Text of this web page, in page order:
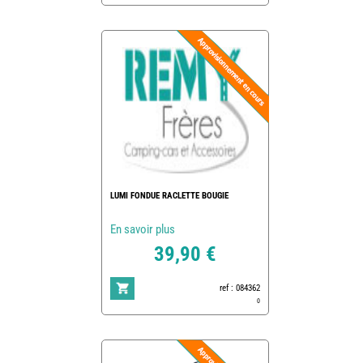
LUMI FONDUE RACLETTE BOUGIE
En savoir plus
39,90 €
ref : 084362
0